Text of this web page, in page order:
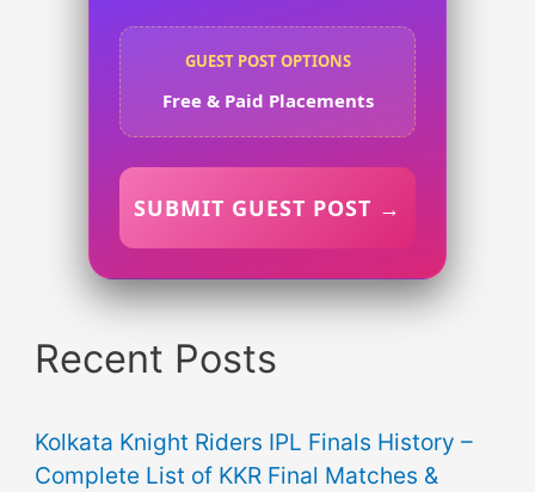
GUEST POST OPTIONS
Free & Paid Placements
SUBMIT GUEST POST →
Recent Posts
Kolkata Knight Riders IPL Finals History –
Complete List of KKR Final Matches &